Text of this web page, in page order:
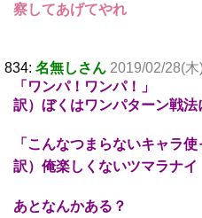
察してあげてやれ
834: 名無しさん 2019/02/28(
「ワンパ！ワンパ！」
訳）ぼくはワンパターン戦
「こんなつまらないキャラ
訳）俺楽しくないツマラナイ
あとなんかある？